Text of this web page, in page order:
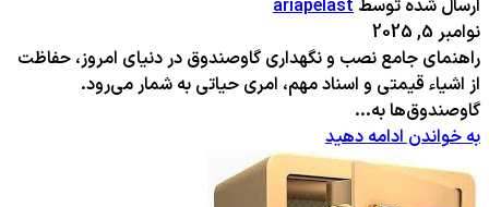
ارسال شده توسط ariapelast
نوامبر 5, 2025
راهنمای جامع نصب و نگهداری گاوصندوق در دنیای امروز، حفاظت
از اشیاء قیمتی و اسناد مهم، امری حیاتی به شمار می‌رود.
گاوصندوق‌ها به...
به خواندن ادامه دهید